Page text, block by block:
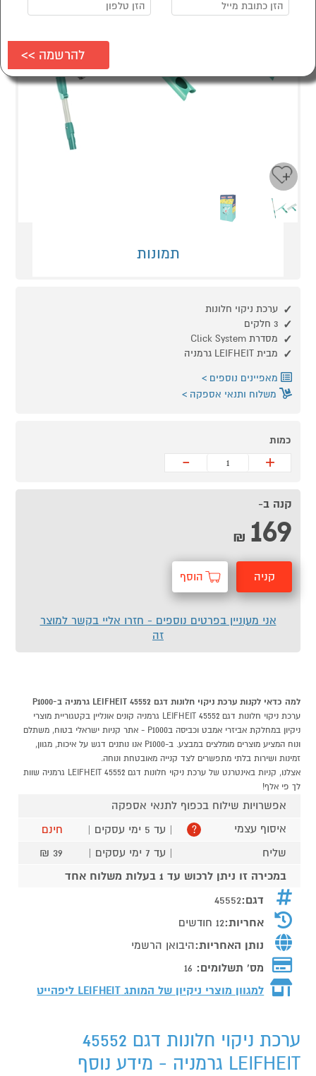
תמונות
ערכת ניקוי חלונות
3 חלקים
מסדרת Click System
מבית LEIFHEIT גרמניה
מאפיינים נוספים
משלוח ותנאי אספקה
כמות
+
-
קנה ב-
169
₪
קניה הוסף
אני מעוניין בפרטים נוספים - חזרו אליי בקשר למוצר
זה
למה כדאי לקנות ערכת ניקוי חלונות דגם 45552 LEIFHEIT גרמניה ב-P1000
ערכת ניקוי חלונות דגם 45552 LEIFHEIT גרמניה קונים אונליין בקטגוריית מוצרי
ניקיון במחלקת אביזרי אמבט וכביסה בP1000 - אתר קניות ישראלי בטוח, משתלם
ונוח המציע מוצרים מומלצים במבצע. ב-P1000 אנו נותנים דגש על איכות, מגוון,
זמינות ושירות בלתי מתפשרים לצד קנייה מאובטחת ונוחה.
אצלנו, קניות באינטרנט של ערכת ניקוי חלונות דגם 45552 LEIFHEIT גרמניה שוות
לך פי אלף!
אפשרויות שילוח בכפוף לתנאי אספקה
איסוף עצמי
? | עד 5 ימי עסקים |
חינם
שליח
| עד 7 ימי עסקים |
39 ₪
במכירה זו ניתן לרכוש עד 1 בעלות משלוח אחד
דגם:45552
אחריות:12 חודשים
נותן האחריות:היבואן הרשמי
מס' תשלומים: 16
למגוון מוצרי ניקיון של המותג LEIFHEIT ליפהייט
ערכת ניקוי חלונות דגם 45552
LEIFHEIT גרמניה - מידע נוסף